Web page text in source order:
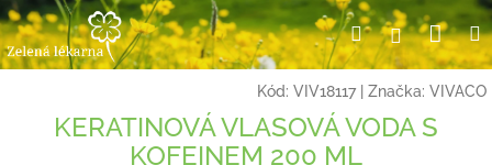
Přejít
na
obsah
HledatPřihlášení
Kód: VIV18117 Značka: VIVACO
KERATINOVÁ VLASOVÁ VODA S
KOFEINEM 200 ML